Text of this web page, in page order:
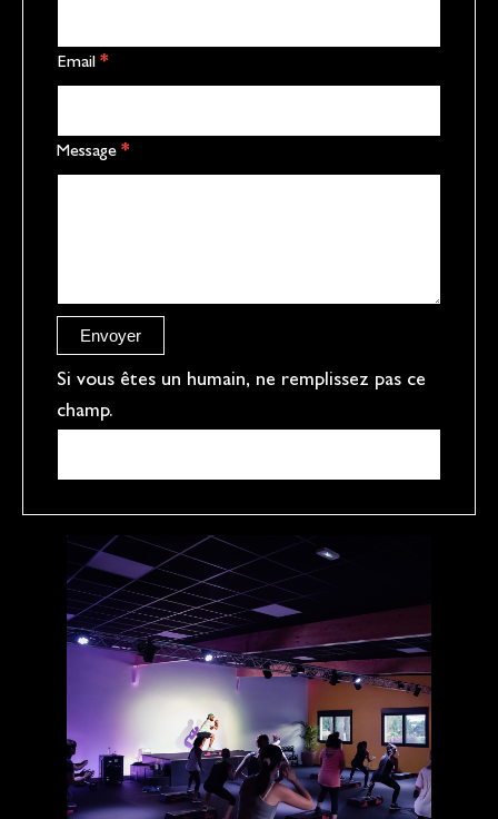
t
s
e
f
Email *
Message *
Envoyer
Si vous êtes un humain, ne remplissez pas ce
champ.